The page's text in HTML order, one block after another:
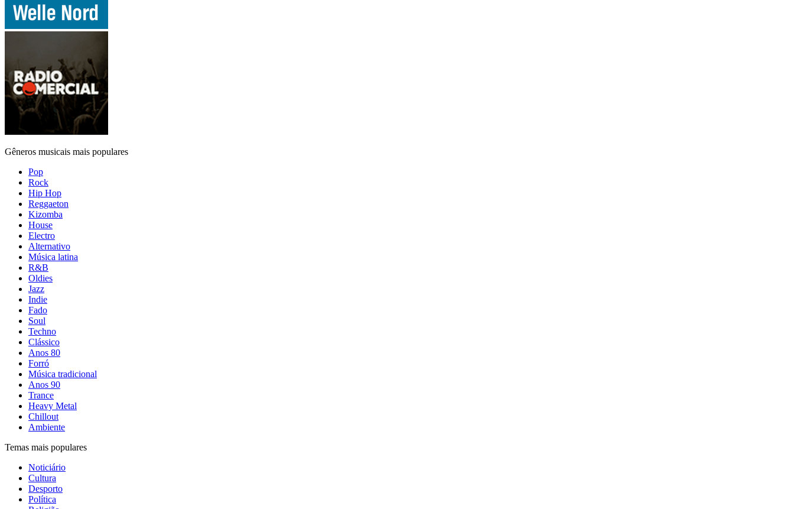
Gêneros musicais mais populares
Pop
Rock
Hip Hop
Reggaeton
Kizomba
House
Electro
Alternativo
Música latina
R&B
Oldies
Jazz
Indie
Fado
Soul
Techno
Clássico
Anos 80
Forró
Música tradicional
Anos 90
Trance
Heavy Metal
Chillout
Ambiente
Temas mais populares
Noticiário
Cultura
Desporto
Política